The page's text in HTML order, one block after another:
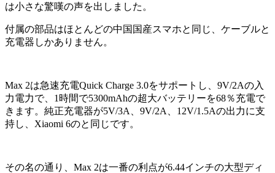
は小さな驚嘆の声を出しました。
付属の部品はほとんどの中国国産スマホと同じ、ケーブルと
充電器しかありません。
Max 2は急速充電Quick Charge 3.0をサポートし、9V/2Aの入
力電力で、1時間で5300mAhの超大バッテリーを68％充電で
きます。純正充電器が5V/3A、9V/2A、12V/1.5Aの出力に支
持し、Xiaomi 6のと同じです。
その名の通り、Max 2は一番の利点が6.44インチの大型ディ